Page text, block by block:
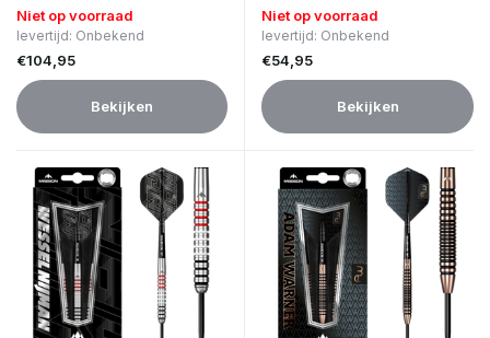
Niet op voorraad
levertijd: Onbekend
€104,95
Bekijken
Niet op voorraad
levertijd: Onbekend
€54,95
Bekijken